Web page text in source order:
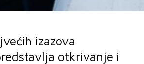
izazova
otkrivanje i